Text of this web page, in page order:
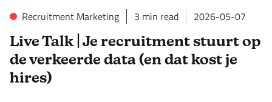
Recruitment Marketing 3 min read 2026-05-07
Live Talk | Je recruitment stuurt op
de verkeerde data (en dat kost je
hires)